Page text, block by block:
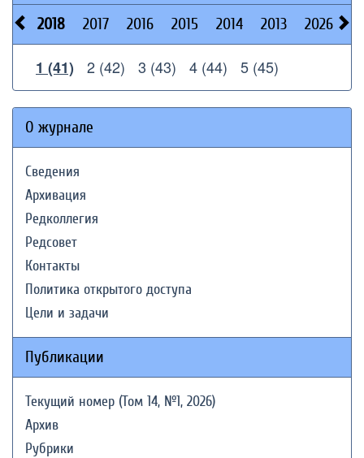
2018 2017 2016 2015 2014 2013 2026
1 (41) 2 (42) 3 (43) 4 (44) 5 (45)
О журнале
Сведения
Архивация
Редколлегия
Редсовет
Контакты
Политика открытого доступа
Цели и задачи
Публикации
Текущий номер (Том 14, №1, 2026)
Архив
Рубрики